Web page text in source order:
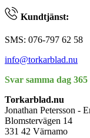
Kundtjänst:
SMS: 076-797 62 58
info@torkarblad.nu
Svar samma dag
Torkarblad.nu
Jonathan Petersson -
Blomstervägen 14
331 42 Värnamo